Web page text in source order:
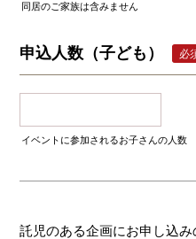
同居のご家族は含みません
申込人数（子ども） 必
イベントに参加されるお子さんの人数
託児のある企画にお申し込